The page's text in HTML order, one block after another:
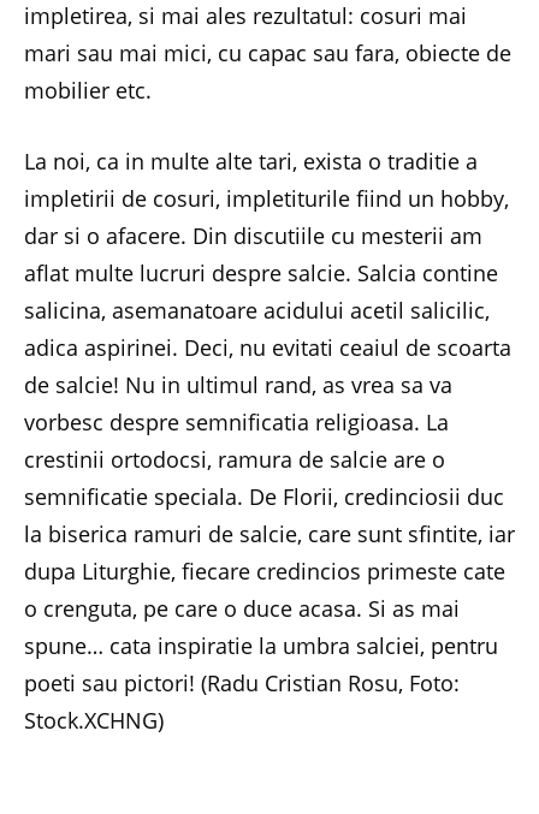
impletirea, si mai ales rezultatul: cosuri mai
mari sau mai mici, cu capac sau fara, obiecte de
mobilier etc.
La noi, ca in multe alte tari, exista o traditie a
impletirii de cosuri, impletiturile fiind un hobby,
dar si o afacere. Din discutiile cu mesterii am
aflat multe lucruri despre salcie. Salcia contine
salicina, asemanatoare acidului acetil salicilic,
adica aspirinei. Deci, nu evitati ceaiul de scoarta
de salcie! Nu in ultimul rand, as vrea sa va
vorbesc despre semnificatia religioasa. La
crestinii ortodocsi, ramura de salcie are o
semnificatie speciala. De Florii, credinciosii duc
la biserica ramuri de salcie, care sunt sfintite, iar
dupa Liturghie, fiecare credincios primeste cate
o crenguta, pe care o duce acasa. Si as mai
spune… cata inspiratie la umbra salciei, pentru
poeti sau pictori! (Radu Cristian Rosu, Foto:
Stock.XCHNG)